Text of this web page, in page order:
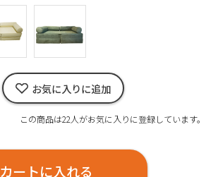
お気に入りに追加
この商品は22人がお気に入りに登録しています。
カートに入れる